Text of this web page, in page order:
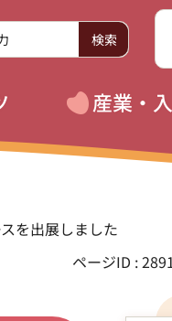
産業・
を出展しました
ページID :